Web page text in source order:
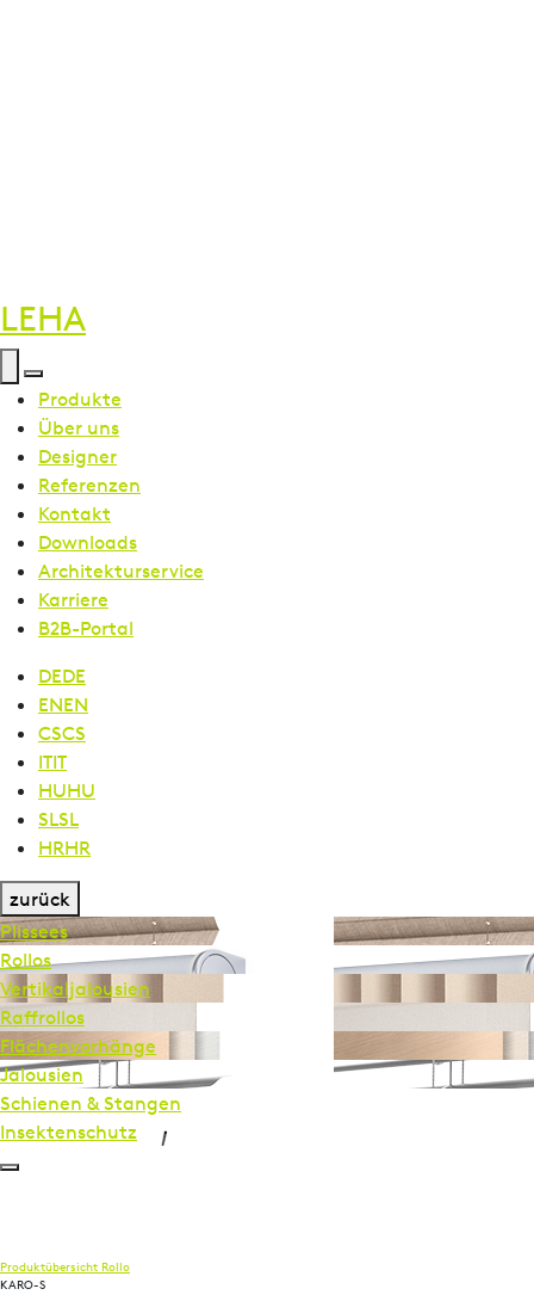
LEHA
Menü öffnen
Menü schließen
Produkte
Über uns
Designer
Referenzen
Kontakt
Downloads
Architekturservice
Karriere
B2B-Portal
DEDE
ENEN
CSCS
ITIT
HUHU
SLSL
HRHR
zurück
Plissees
Rollos
Vertikal­jalousien
Raffrollos
Flächen­vorhänge
Jalousien
Schienen & Stangen
Insekten­schutz
Produktübersicht Rollo
KARO-S